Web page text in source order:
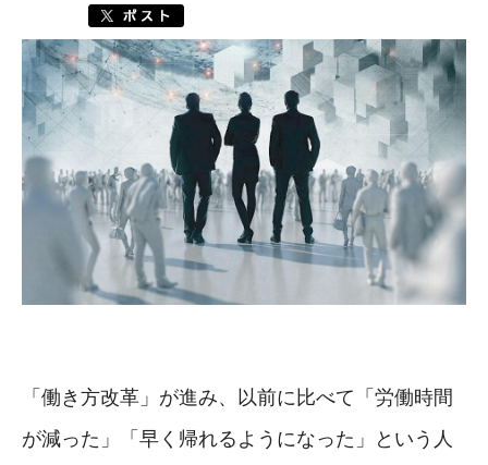
「働き方改革」が進み、以前に比べて「労働時間
が減った」「早く帰れるようになった」という人